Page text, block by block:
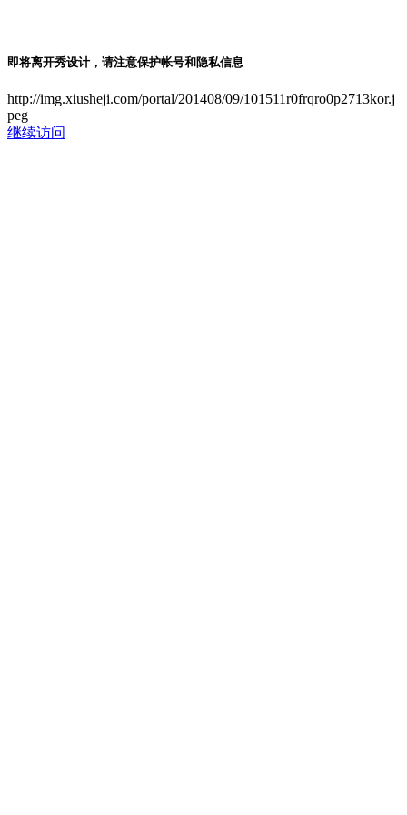
即将离开秀设计，请注意保护帐号和隐私信息
http://img.xiusheji.com/portal/201408/09/101511r0frqro0p2713kor.j
peg
继续访问